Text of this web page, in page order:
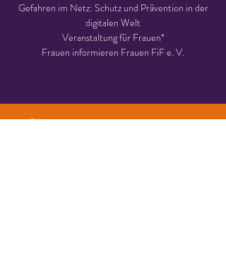
Gefahren im Netz: Schutz und Prävention in der
digitalen Welt
Veranstaltung für Frauen*
Frauen informieren Frauen FiF e. V.
Zeit & Ort